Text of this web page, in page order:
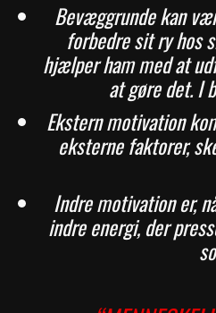
Bevæggrunde kan
forbedre sit ry hos
hjælper ham med at
at gøre det. I
Ekstern motivation
eksterne faktorer,
Indre motivation er,
indre energi, der